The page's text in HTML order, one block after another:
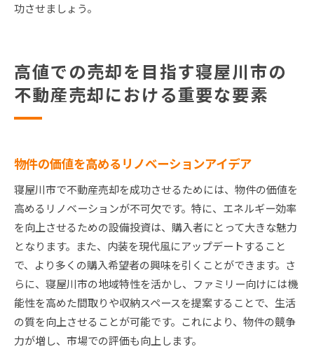
功させましょう。
高値での売却を目指す寝屋川市の
不動産売却における重要な要素
物件の価値を高めるリノベーションアイデア
寝屋川市で不動産売却を成功させるためには、物件の価値を
高めるリノベーションが不可欠です。特に、エネルギー効率
を向上させるための設備投資は、購入者にとって大きな魅力
となります。また、内装を現代風にアップデートすること
で、より多くの購入希望者の興味を引くことができます。さ
らに、寝屋川市の地域特性を活かし、ファミリー向けには機
能性を高めた間取りや収納スペースを提案することで、生活
の質を向上させることが可能です。これにより、物件の競争
力が増し、市場での評価も向上します。